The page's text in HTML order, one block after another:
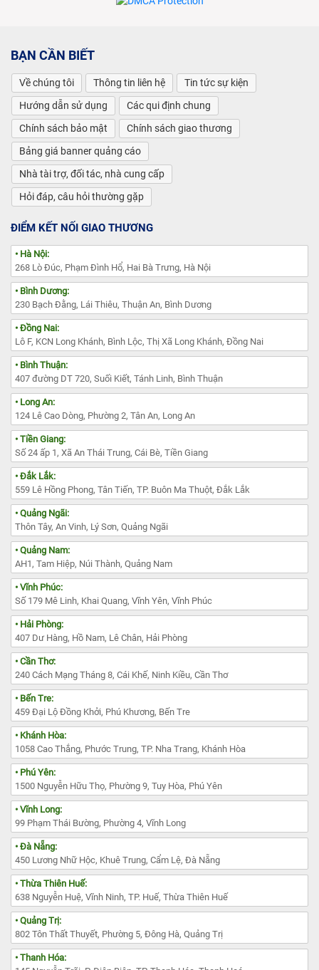
BẠN CẦN BIẾT
Về chúng tôi Thông tin liên hệ
Tin tức sự kiện
Hướng dẫn sử dụng
Các qui định chung
Chính sách bảo mật
Chính sách giao thương
Bảng giá banner quảng cáo
Nhà tài trợ, đối tác, nhà cung cấp
Hỏi đáp, câu hỏi thường gặp
ĐIỂM KẾT NỐI GIAO THƯƠNG
• Hà Nội:
268 Lò Đúc, Phạm Đình Hổ, Hai Bà Trưng, Hà Nội
• Bình Dương:
230 Bạch Đằng, Lái Thiêu, Thuận An, Bình Dương
• Đồng Nai:
Lô F, KCN Long Khánh, Bình Lộc, Thị Xã Long Khánh, Đồng Nai
• Bình Thuận:
407 đường DT 720, Suối Kiết, Tánh Linh, Bình Thuận
• Long An:
124 Lê Cao Dòng, Phường 2, Tân An, Long An
• Tiền Giang:
Số 24 ấp 1, Xã An Thái Trung, Cái Bè, Tiền Giang
• Đắk Lắk:
559 Lê Hồng Phong, Tân Tiến, TP. Buôn Ma Thuột, Đắk Lắk
• Quảng Ngãi:
Thôn Tây, An Vinh, Lý Sơn, Quảng Ngãi
• Quảng Nam:
AH1, Tam Hiệp, Núi Thành, Quảng Nam
• Vĩnh Phúc:
Số 179 Mê Linh, Khai Quang, Vĩnh Yên, Vĩnh Phúc
• Hải Phòng:
407 Dư Hàng, Hồ Nam, Lê Chân, Hải Phòng
• Cần Thơ:
240 Cách Mạng Tháng 8, Cái Khế, Ninh Kiều, Cần Thơ
• Bến Tre:
459 Đại Lộ Đồng Khởi, Phú Khương, Bến Tre
• Khánh Hòa:
1058 Cao Thắng, Phước Trung, TP. Nha Trang, Khánh Hòa
• Phú Yên:
1500 Nguyễn Hữu Thọ, Phường 9, Tuy Hòa, Phú Yên
• Vĩnh Long:
99 Phạm Thái Bường, Phường 4, Vĩnh Long
• Đà Nẵng:
450 Lương Nhữ Hộc, Khuê Trung, Cẩm Lệ, Đà Nẵng
• Thừa Thiên Huế:
638 Nguyễn Huệ, Vĩnh Ninh, TP. Huế, Thừa Thiên Huế
• Quảng Trị:
802 Tôn Thất Thuyết, Phường 5, Đông Hà, Quảng Trị
• Thanh Hóa: